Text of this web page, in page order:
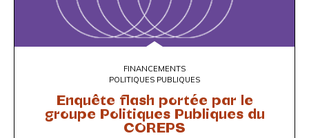
FINANCEMENTS
POLITIQUES PUBLIQUES
Enquête flash portée par le
groupe Politiques Publiques du
COREPS